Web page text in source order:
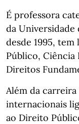
É professora
da Universidade
desde 1995,
Público,
Direitos
Além da
internacionais
ao Direito